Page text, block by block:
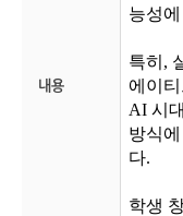
내용
능성
특히,
에이
AI 시
방식
다.
학생